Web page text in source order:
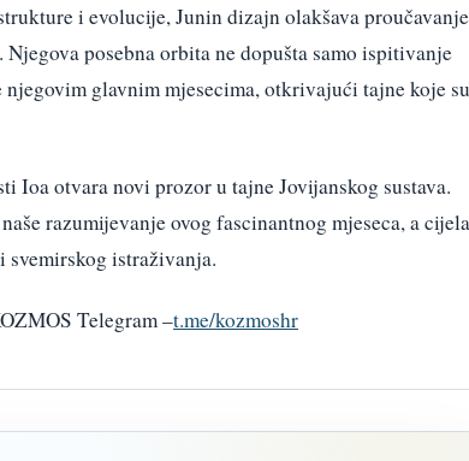
i evolucije, Junin dizajn olakšava proučavanje
posebna orbita ne dopušta samo ispitivanje
glavnim mjesecima, otkrivajući tajne koje su
otvara novi prozor u tajne Jovijanskog sustava.
razumijevanje ovog fascinantnog mjeseca, a cijela
svemirskog istraživanja.
Telegram –t.me/kozmoshr